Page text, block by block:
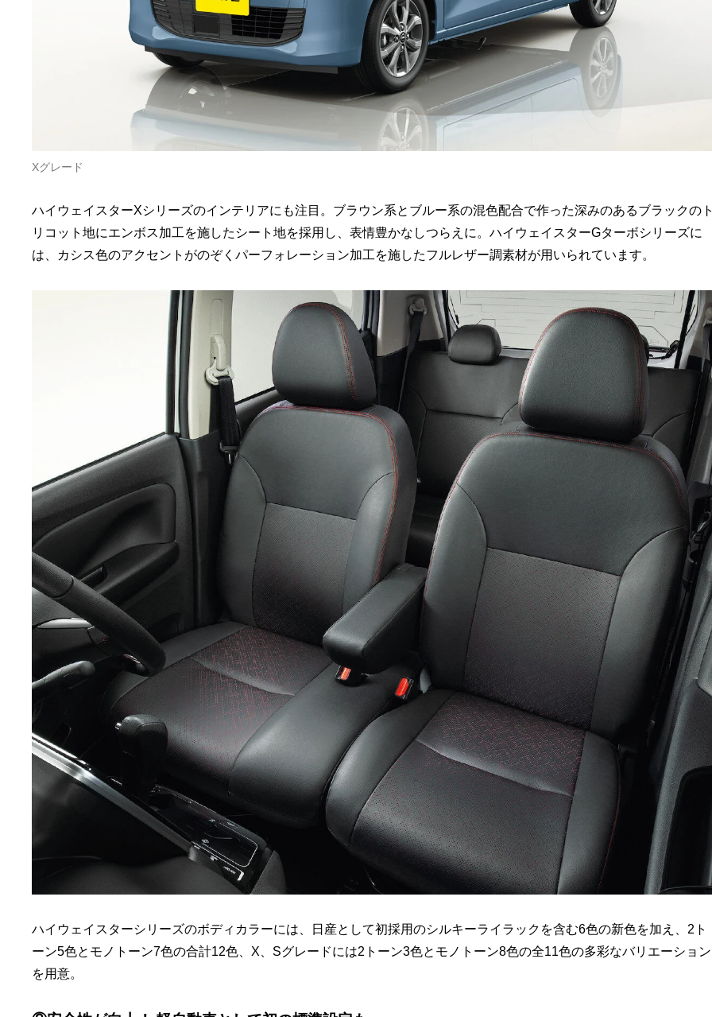
Xグレード
ハイウェイスターXシリーズのインテリアにも注目。ブラウン系とブルー系の混色配合で作った深みのあるブラックの
リコット地にエンボス加工を施したシート地を採用し、表情豊かなしつらえに。ハイウェイスターGターボシリーズに
は、カシス色のアクセントがのぞくパーフォレーション加工を施したフルレザー調素材が用いられています。
ハイウェイスターシリーズのボディカラーには、日産として初採用のシルキーライラックを含む6色の新色を加え、2ト
ーン5色とモノトーン7色の合計12色、X、Sグレードには2トーン3色とモノトーン8色の全11色の多彩なバリエーション
を用意。